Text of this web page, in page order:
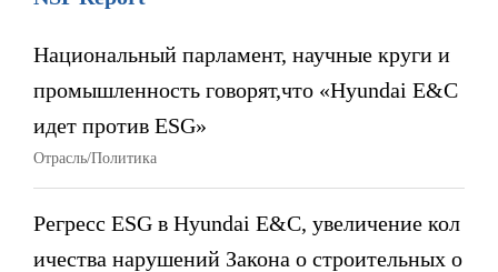
Национальный парламент, научные круги и
промышленность говорят,что «Hyundai E&C
идет против ESG»
Отрасль/Политика
Регресс ESG в Hyundai E&C, увеличение кол
ичества нарушений Закона о строительных о